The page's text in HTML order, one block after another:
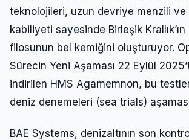
teknolojileri, uzun devriye menzili
kabiliyeti sayesinde Birleşik Krallık’ın
filosunun bel kemiğini oluşturuyor.
Sürecin Yeni Aşaması 22 Eylül
indirilen HMS Agamemnon, bu
deniz denemeleri (sea trials)
BAE Systems, denizaltının son